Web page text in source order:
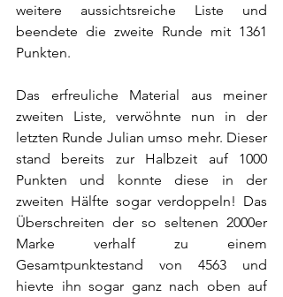
weitere aussichtsreiche Liste und
beendete die zweite Runde mit 1361
Punkten.
Das erfreuliche Material aus meiner
zweiten Liste, verwöhnte nun in der
letzten Runde Julian umso mehr. Dieser
stand bereits zur Halbzeit auf 1000
Punkten und konnte diese in der
zweiten Hälfte sogar verdoppeln! Das
Überschreiten der so seltenen 2000er
Marke verhalf zu einem
Gesamtpunktestand von 4563 und
hievte ihn sogar ganz nach oben auf